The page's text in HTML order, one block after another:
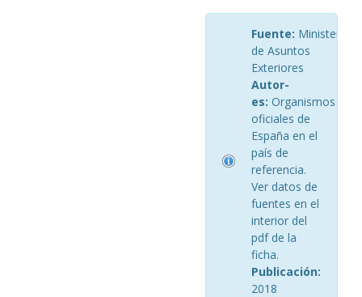
Fuente: Ministerio
de Asuntos
Exteriores
Autor-
es: Organismos
oficiales de
España en el
país de
referencia.
Ver datos de
fuentes en el
interior del
pdf de la
ficha.
Publicación:
2018